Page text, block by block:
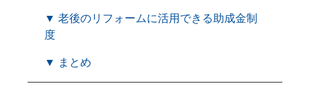
▼ 老後のリフォームに活用できる助成金制
度
▼ まとめ